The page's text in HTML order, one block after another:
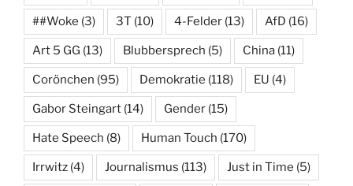
##Woke (3) 3T (10) 4-Felder (13) AfD (16)
Art 5 GG (13) Blubbersprech (5) China (11)
Corönchen (95) Demokratie (118) EU (4)
Gabor Steingart (14) Gender (15)
Hate Speech (8) Human Touch (170)
Irrwitz (4) Journalismus (113) Just in Time (5)